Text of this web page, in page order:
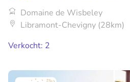
Domaine de Wisbeley
Libramont-Chevigny (28km)
Verkocht: 2